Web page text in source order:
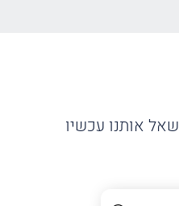
שאל אותנו עכשיו